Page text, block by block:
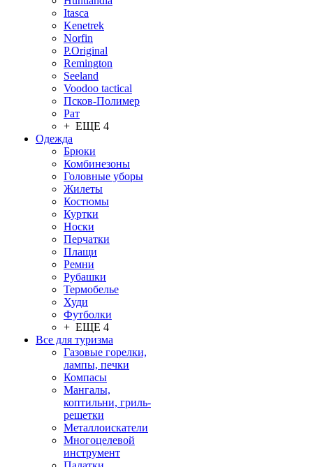
Itasca
Kenetrek
Norfin
P.Original
Remington
Seeland
Voodoo tactical
Псков-Полимер
Рат
+ ЕЩЕ 4
Одежда
Брюки
Комбинезоны
Головные уборы
Жилеты
Костюмы
Куртки
Носки
Перчатки
Плащи
Ремни
Рубашки
Термобелье
Худи
Футболки
+ ЕЩЕ 4
Все для туризма
Газовые горелки,
лампы, печки
Компасы
Мангалы,
коптильни, гриль-
решетки
Металлоискатели
Многоцелевой
инструмент